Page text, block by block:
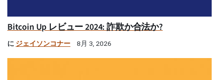
Bitcoin Up レビュー 2024: 詐欺か合法か?
に ジェイソンコナー 8月 3, 2026